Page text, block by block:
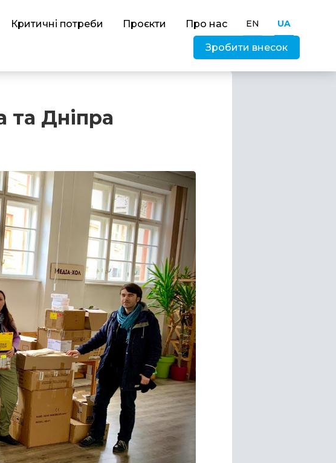
Критичні потреби Проєкти Про нас EN UA
Зробити внесок
та Дніпра